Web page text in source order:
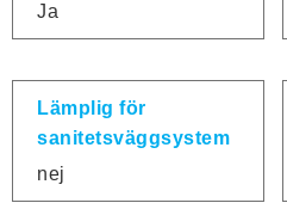
Ja
Lämplig för
sanitetsväggsystem
nej